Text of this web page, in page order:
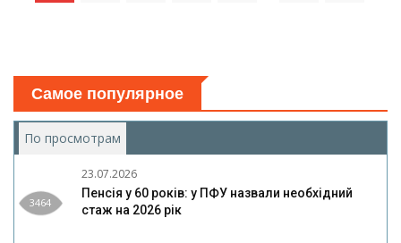
Самое популярное
По просмотрам
3464
23.07.2026
Пенсія у 60 років: у ПФУ назвали необхідний
стаж на 2026 рік